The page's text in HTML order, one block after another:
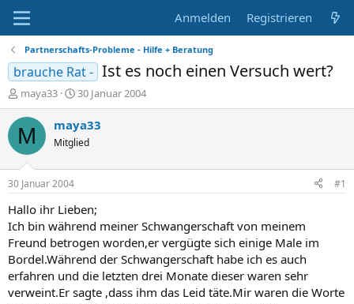
Anmelden Registrieren
Partnerschafts-Probleme - Hilfe + Beratung
brauche Rat - Ist es noch einen Versuch wert?
E
r
s
t
e
r
maya33
E
r
s
t
e
t
a
30 Januar 2004
M maya33
Mitglied
30 Januar 2004 #1
Hallo ihr Lieben;
Ich bin während meiner Schwangerschaft von meinem
Freund betrogen worden,er vergügte sich einige Male im
Bordel.Während der Schwangerschaft habe ich es auch
erfahren und die letzten drei Monate dieser waren sehr
verweint.Er sagte ,dass ihm das Leid täte.Mir waren die Worte